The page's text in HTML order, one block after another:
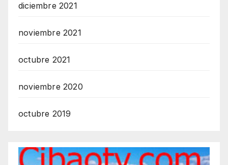
diciembre 2021
noviembre 2021
octubre 2021
noviembre 2020
octubre 2019